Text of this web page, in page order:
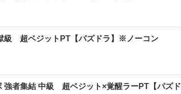
級 超ベジットPT【パズドラ】※ノーコン
強者集結 中級 超ベジット×覚醒ラーPT【パズド